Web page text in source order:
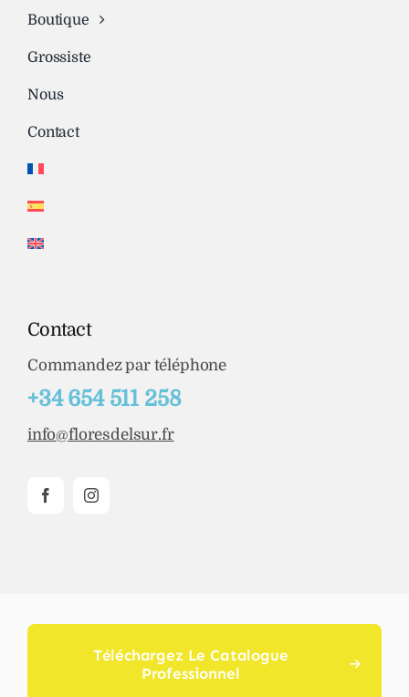
Boutique
Grossiste
Nous
Contact
Contact
Commandez par téléphone
+34 654 511 258
info@floresdelsur.fr
Téléchargez Le Catalogue
Professionnel